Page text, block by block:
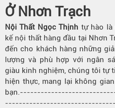
Ở Nhơn Trạch
Nội Thất Ngọc Thịnh tự hào là
kế nội thất hàng đầu tại Nhơn
đến cho khách hàng những
lượng và phù hợp với ngân
giàu kinh nghiệm, chúng tôi tự
hiện thực, mang lại không